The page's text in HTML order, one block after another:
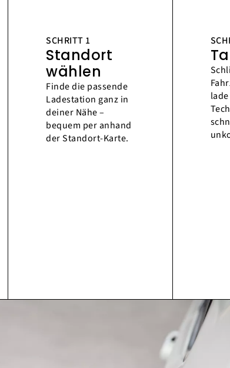
SCHRITT 1
Standort
wählen
Finde die passende
Ladestation ganz in
deiner Nähe –
bequem per anhand
der Standort-Karte.